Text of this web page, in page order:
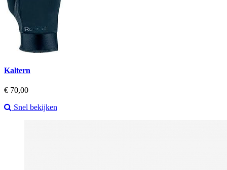
Kaltern
Prijs
€ 70,00
Snel bekijken